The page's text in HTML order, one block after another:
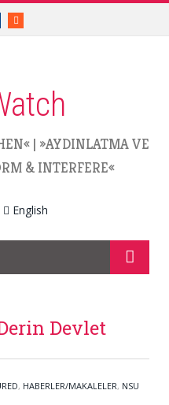
nsuwatchnsuwatch
RSS
| »AYDINLATMA VE
& INTERFERE«
English
Devlet
, HABERLER/MAKALELER, NSU